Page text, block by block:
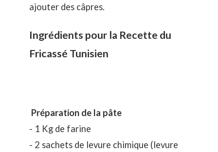
ajouter des câpres.
Ingrédients pour la Recette du
Fricassé Tunisien
Préparation de la pâte
- 1 Kg de farine
- 2 sachets de levure chimique (levure